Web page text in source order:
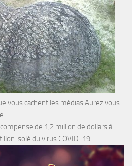
vous cachent les médias Aurez vous
de 1,2 million de dollars à
isolé du virus COVID-19